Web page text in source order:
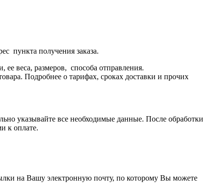
пункта получения заказа.
ее веса, размеров, способа отправления.
Подробнее о тарифах, сроках доставки и прочих
указывайте все необходимые данные. После обработки
к оплате.
на Вашу электронную почту, по которому Вы можете